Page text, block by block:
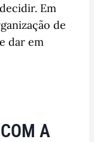
Em
de
dar em
A